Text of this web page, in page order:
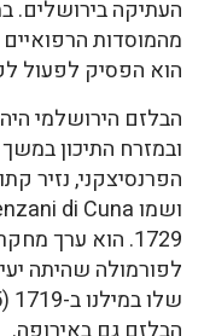
העתיקה בירושלים.
הוא הפסיק לפעול
הבלזם הירושלמי
הפרנסיצקני, נזיר